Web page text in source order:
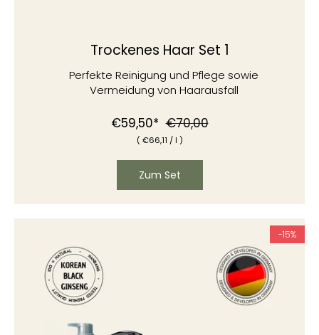
Trockenes Haar Set 1
Perfekte Reinigung und Pflege sowie
Vermeidung von Haarausfall
Normaler
Preis
€59,50* €70,00Sonderpreis
(€66,11 / l )
Zum Set
-15%